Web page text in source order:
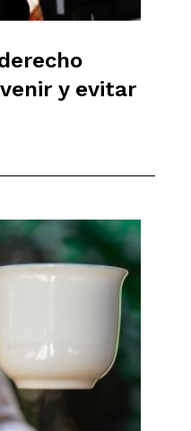
y evitar